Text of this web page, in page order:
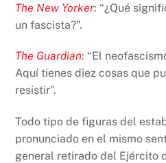
The New Yorker: “¿Qué
un fascista?”.
The Guardian: “El
Aquí tienes diez cosas que
resistir”.
Todo tipo de figuras del
pronunciado en el mismo
general retirado del Ejército